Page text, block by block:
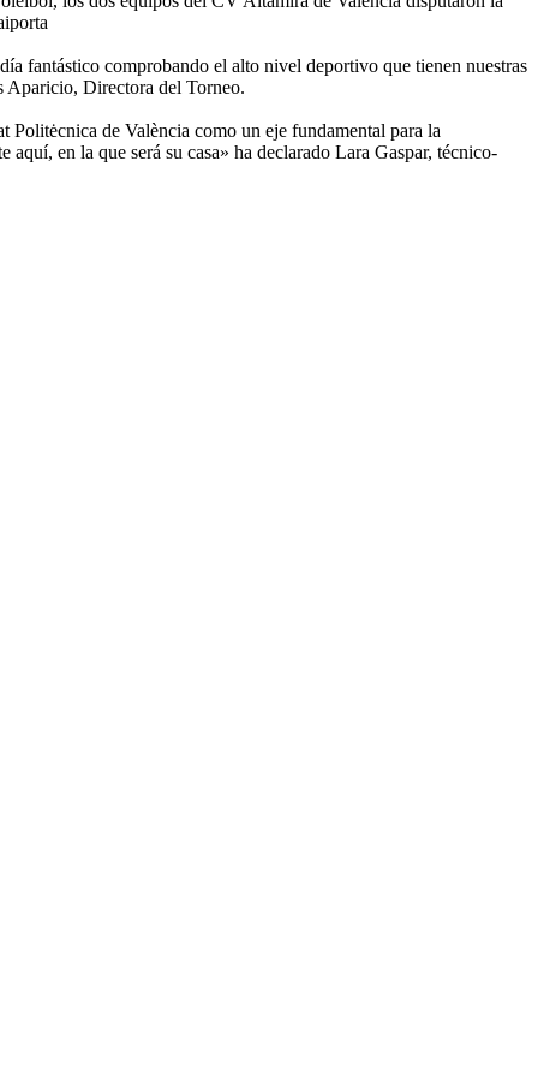
fantástico comprobando el alto nivel deportivo que tienen nuestras
Aparicio, Directora del Torneo.
de València como un eje fundamental para la
en la que será su casa» ha declarado Lara Gaspar, técnico-